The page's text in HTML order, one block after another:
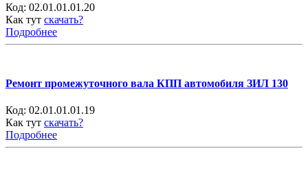
Код: 02.01.01.01.20
Как тут скачать?
Подробнее
Ремонт промежуточного вала КПП автомобиля ЗИЛ 130
Код: 02.01.01.01.19
Как тут скачать?
Подробнее